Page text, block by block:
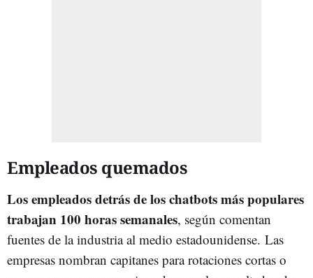
Empleados quemados
Los empleados detrás de los chatbots más populares
trabajan 100 horas semanales, según comentan
fuentes de la industria al medio estadounidense. Las
empresas nombran capitanes para rotaciones cortas o